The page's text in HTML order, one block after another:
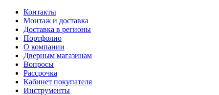
Контакты
Монтаж и доставка
Доставка в регионы
Портфолио
О компании
Дверным магазинам
Вопросы
Рассрочка
Кабинет покупателя
Инструменты